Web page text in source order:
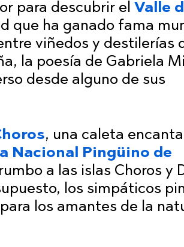
para descubrir el Valle
que ha ganado fama
viñedos y destilerías
la poesía de Gabriela
desde alguno de sus
, una caleta
Nacional Pingüino de
a las islas Choros y
los simpáticos
los amantes de la